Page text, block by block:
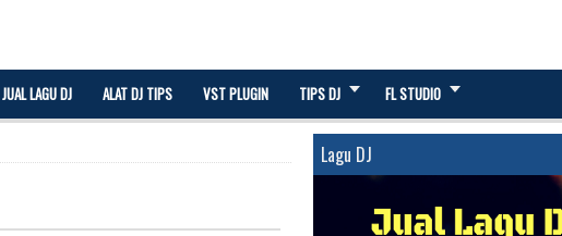
JUAL LAGU DJ ALAT DJ TIPS VST PLUGIN TIPS DJ FL STUDIO
Lagu DJ